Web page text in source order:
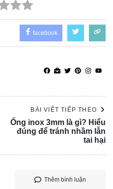
facebook
BÀI VIẾT TIẾP THEO
Ống inox 3mm là gì? Hiểu
đúng để tránh nhầm lẫn
tai hại
Thêm bình luận